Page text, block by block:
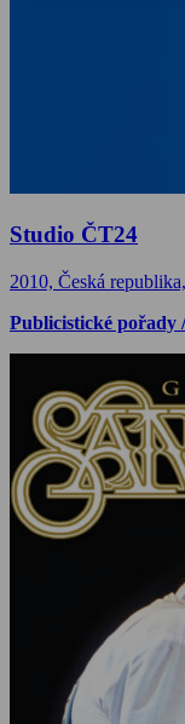
Studio ČT24
2010, Česká
Publicistické pořady